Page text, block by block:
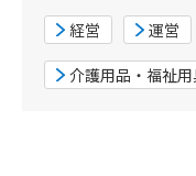
経営 運営
介護用品・福祉